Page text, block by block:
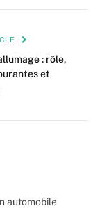
: rôle,
et
automobile